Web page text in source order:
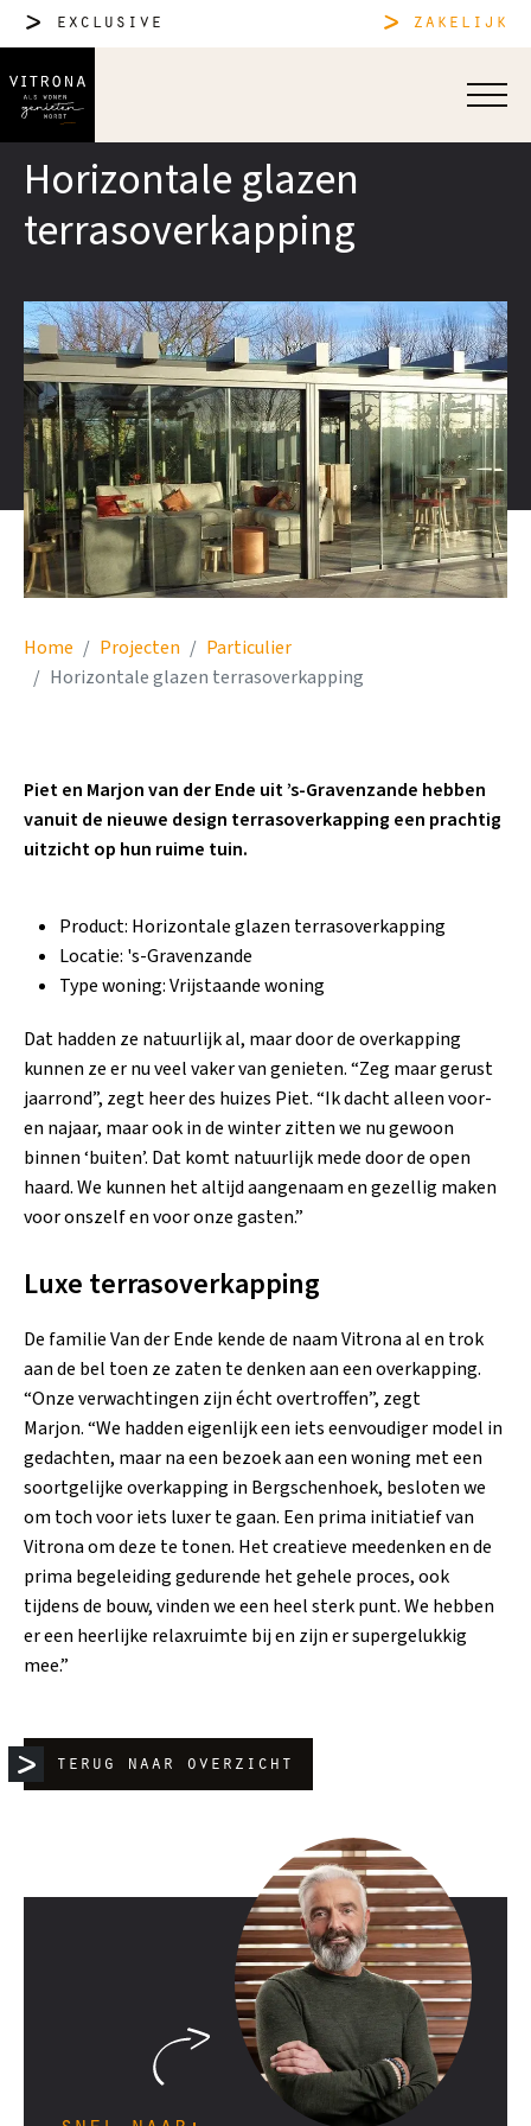
exclusive zakelijk
Horizontale glazen
terrasoverkapping
Home Projecten
Particulier
Horizontale glazen terrasoverkapping
Piet en Marjon van der Ende uit ’s-Gravenzande hebben
vanuit de nieuwe design terrasoverkapping een prachtig
uitzicht op hun ruime tuin.
Product: Horizontale glazen terrasoverkapping
Locatie: 's-Gravenzande
Type woning: Vrijstaande woning
Dat hadden ze natuurlijk al, maar door de overkapping
kunnen ze er nu veel vaker van genieten. “Zeg maar gerust
jaarrond”, zegt heer des huizes Piet. “Ik dacht alleen voor-
en najaar, maar ook in de winter zitten we nu gewoon
binnen ‘buiten’. Dat komt natuurlijk mede door de open
haard. We kunnen het altijd aangenaam en gezellig maken
voor onszelf en voor onze gasten.”
Luxe terrasoverkapping
De familie Van der Ende kende de naam Vitrona al en trok
aan de bel toen ze zaten te denken aan een overkapping.
“Onze verwachtingen zijn écht overtroffen”, zegt
Marjon. “We hadden eigenlijk een iets eenvoudiger model in
gedachten, maar na een bezoek aan een woning met een
soortgelijke overkapping in Bergschenhoek, besloten we
om toch voor iets luxer te gaan. Een prima initiatief van
Vitrona om deze te tonen. Het creatieve meedenken en de
prima begeleiding gedurende het gehele proces, ook
tijdens de bouw, vinden we een heel sterk punt. We hebben
er een heerlijke relaxruimte bij en zijn er supergelukkig
mee.”
terug naar overzicht